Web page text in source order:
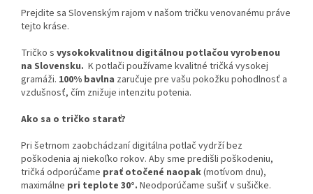
Prejdite sa Slovenským rajom v našom tričku venovanému práve
tejto kráse.
Tričko s vysokokvalitnou digitálnou potlačou vyrobenou
na Slovensku. K potlači používame kvalitné tričká vysokej
gramáži. 100% bavlna zaručuje pre vašu pokožku pohodlnosť a
vzdušnosť, čím znižuje intenzitu potenia.
Ako sa o tričko starať?
Pri šetrnom zaobchádzaní digitálna potlač vydrží bez
poškodenia aj niekoľko rokov. Aby sme predišli poškodeniu,
tričká odporúčame prať otočené naopak(motívom dnu),
maximálne pri teplote 30°. Neodporúčame sušiť v sušičke.